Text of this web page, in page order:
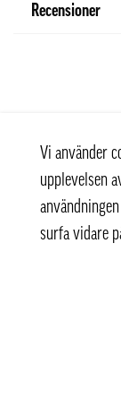
Recensioner
Vi använder
upplevelsen
surfa vidare